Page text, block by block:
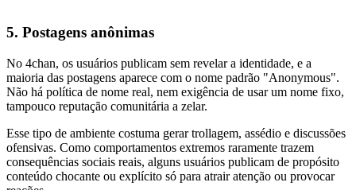
5. Postagens anônimas
No 4chan, os usuários publicam sem revelar a identidade, e a
maioria das postagens aparece com o nome padrão "Anonymous".
Não há política de nome real, nem exigência de usar um nome fixo,
tampouco reputação comunitária a zelar.
Esse tipo de ambiente costuma gerar trollagem, assédio e discussões
ofensivas. Como comportamentos extremos raramente trazem
consequências sociais reais, alguns usuários publicam de propósito
conteúdo chocante ou explícito só para atrair atenção ou provocar